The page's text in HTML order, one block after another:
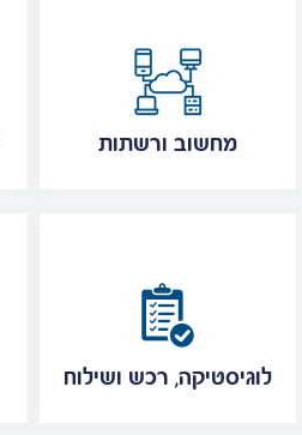
מחשוב ורשתות
לוגיסטיקה, רכש ושילוח